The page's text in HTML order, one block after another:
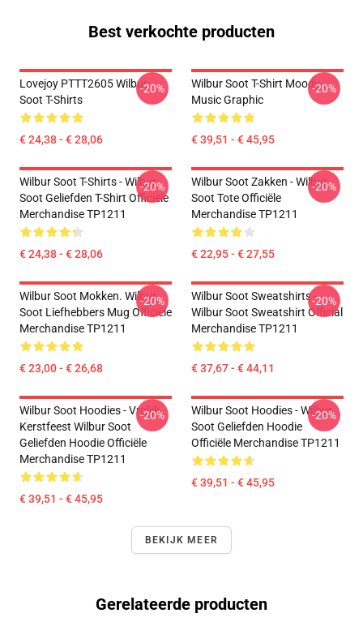
Best verkochte producten
Lovejoy PTTT2605 Wilbur
Soot T-Shirts
€ 24,38 - € 28,06
-20%
Wilbur Soot T-Shirt Moody
Music Graphic
€ 39,51 - € 45,95
-20%
Wilbur Soot T-Shirts - Wilbur
Soot Geliefden T-Shirt Officiële
Merchandise TP1211
€ 24,38 - € 28,06
-20%
Wilbur Soot Zakken - Wilbur
Soot Tote Officiële
Merchandise TP1211
€ 22,95 - € 27,55
-20%
Wilbur Soot Mokken. Wilbur
Soot Liefhebbers Mug Officiële
Merchandise TP1211
€ 23,00 - € 26,68
-20%
Wilbur Soot Sweatshirts -
Wilbur Soot Sweatshirt Official
Merchandise TP1211
€ 37,67 - € 44,11
-20%
Wilbur Soot Hoodies - Vrolijk
Kerstfeest Wilbur Soot
Geliefden Hoodie Officiële
Merchandise TP1211
€ 39,51 - € 45,95
-20%
Wilbur Soot Hoodies - Wilbur
Soot Geliefden Hoodie
Officiële Merchandise TP1211
€ 39,51 - € 45,95
-20%
BEKIJK MEER
Gerelateerde producten